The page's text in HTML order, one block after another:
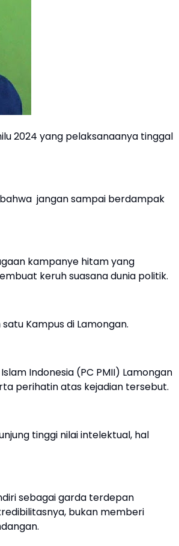
2024 yang pelaksanaanya tinggal
jangan sampai berdampak
kampanye hitam yang
keruh suasana dunia politik.
Kampus di Lamongan.
Indonesia (PC PMII) Lamongan
perihatin atas kejadian tersebut.
tinggi nilai intelektual, hal
sebagai garda terdepan
bukan memberi